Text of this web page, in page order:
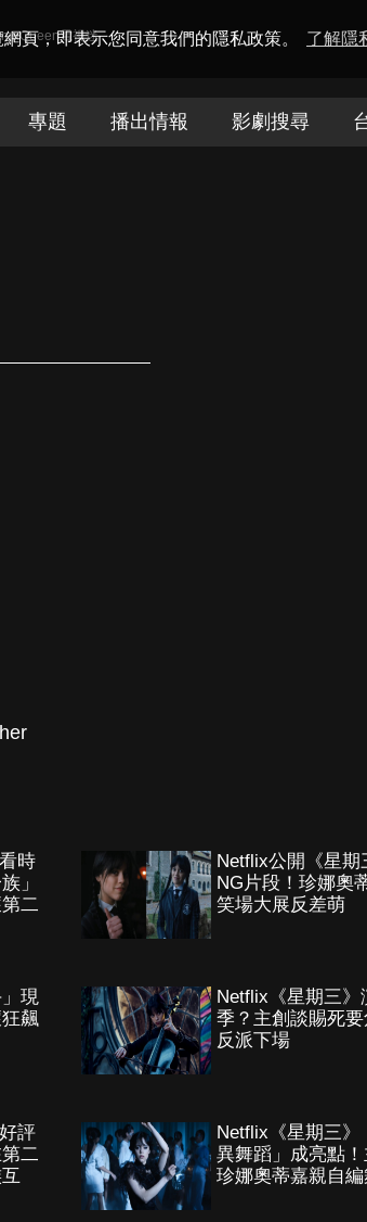
頁，即表示您同意我們的隱私政策。 了解隱
電視迷
專題 播出情報 影劇搜尋
時
」
二
Netflix公開《星期
NG片段！珍娜奧
笑場大展反差萌
現
飆
Netflix《星期三》
季？主創談賜死要
反派下場
評
二
Netflix《星期三》
異舞蹈」成亮點
珍娜奧蒂嘉親自